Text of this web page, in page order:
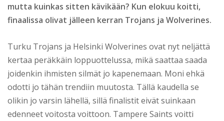
mutta kuinkas sitten kävikään? Kun elokuu koitti,
finaalissa olivat jälleen kerran Trojans ja Wolverines.
Turku Trojans ja Helsinki Wolverines ovat nyt neljättä
kertaa peräkkäin loppuottelussa, mikä saattaa saada
joidenkin ihmisten silmät jo kapenemaan. Moni ehkä
odotti jo tähän trendiin muutosta. Tällä kaudella se
olikin jo varsin lähellä, sillä finalistit eivät suinkaan
edenneet voitosta voittoon. Tampere Saints voitti